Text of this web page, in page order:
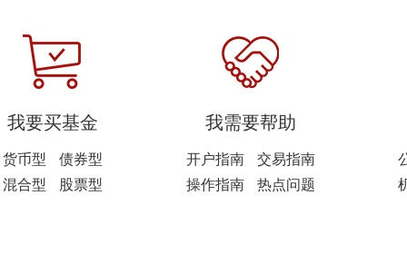
我要买基金
货币型
债券型
混合型
股票型
我需要帮助
开户指南
交易指南
操作指南
热点问题